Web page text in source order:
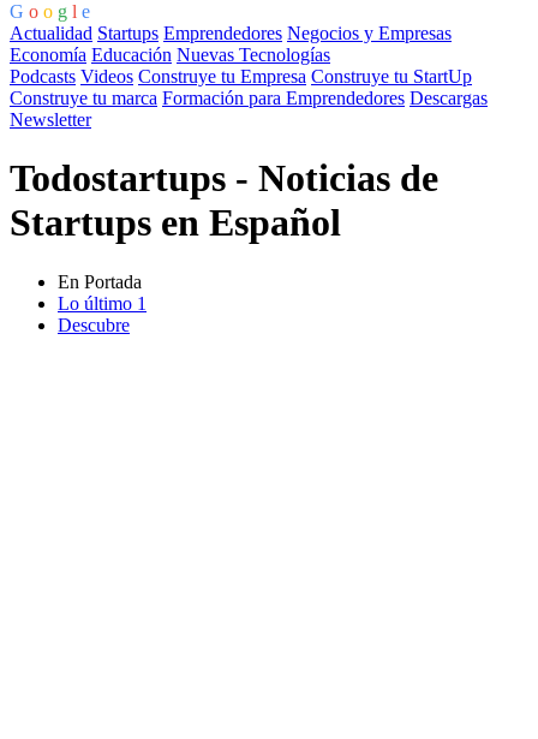
G o o g l e
Actualidad Startups Emprendedores Negocios y Empresas
Economía Educación Nuevas Tecnologías
Podcasts Videos Construye tu Empresa Construye tu StartUp
Construye tu marca Formación para Emprendedores Descargas
Newsletter
Todostartups - Noticias de
Startups en Español
En Portada
Lo último 1
Descubre